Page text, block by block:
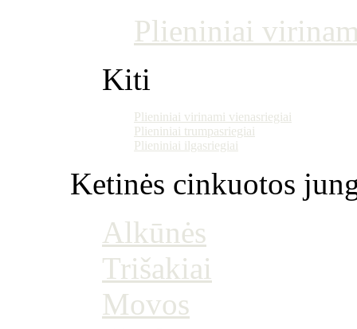
Plieniniai
Kiti
Plieniniai virinami vienasriegiai
Plieniniai trumpasriegiai
Plieniniai ilgasriegiai
Ketinės cinkuotos
Alkūnės
Trišakiai
Movos